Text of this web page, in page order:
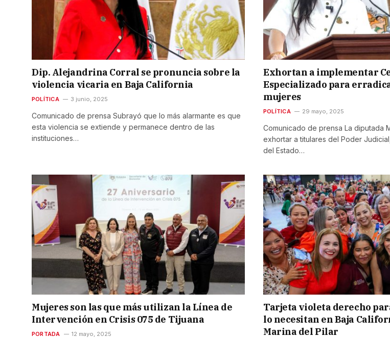
Dip. Alejandrina Corral se pronuncia sobre la
violencia vicaria en Baja California
POLÍTICA 3 junio, 2025
Comunicado de prensa Subrayó que lo más alarmante es que
esta violencia se extiende y permanece dentro de las
instituciones…
Exhortan a implementar
Especializado para
mujeres
POLÍTICA 29 mayo, 2025
Comunicado de prensa La diputada
exhortar a titulares del Poder
del Estado…
Mujeres son las que más utilizan la Línea de
Intervención en Crisis 075 de Tijuana
PORTADA 12 mayo, 2025
Tarjeta violeta derecho
lo necesitan en Baja
Marina del Pilar